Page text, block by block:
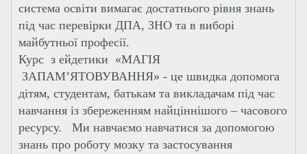
система освіти вимагає достатнього рівня знань
під час перевірки ДПА, ЗНО та в виборі
майбутньої професії.
Курс з ейдетики «МАГІЯ
ЗАПАМ’ЯТОВУВАННЯ» - це швидка допомога
дітям, студентам, батькам та викладачам під час
навчання із збереженням найціннішого – часового
ресурсу. Ми навчаємо навчатися за допомогою
знань про роботу мозку та застосування